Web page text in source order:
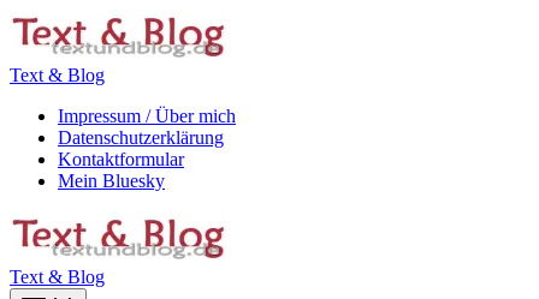
Zum
Inhalt
Text & Blog
Impressum / Über mich
Datenschutzerklärung
Kontaktformular
Mein Bluesky
Text & Blog